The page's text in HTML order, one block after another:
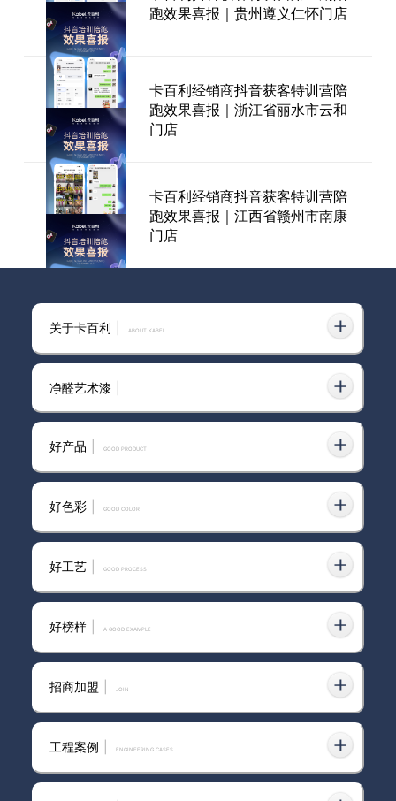
是手机上有
势起河南，逐鹿中原！卡百利艺
术涂料河南郑州财富峰会圆满落
幕
跑效果喜报｜贵州遵义仁怀门店
卡百利经销商抖音获客特训营陪
跑效果喜报｜浙江省丽水市云和
门店
卡百利经销商抖音获客特训营陪
跑效果喜报｜江西省赣州市南康
门店
跑效果喜报｜重庆江北门店
卡百利经销商抖音获客特训营陪
跑效果喜报｜浙江省丽水市遂昌
卡百利经销商第六期抖音获客特
训营｜广东省佛山市顺德区培训
关于卡百利 ABOUT KABEL
净醛艺术漆
好产品 GOOD PRODUCT
好色彩 GOOD COLOR
好工艺 GOOD PROCESS
好榜样 A GOOD EXAMPLE
招商加盟 join
工程案例 ENGINEERING CASES